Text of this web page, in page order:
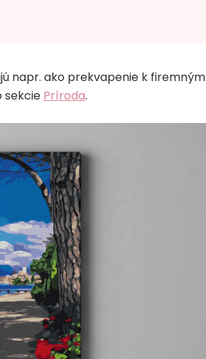
napr. ako prekvapenie k firemným
sekcie Príroda.